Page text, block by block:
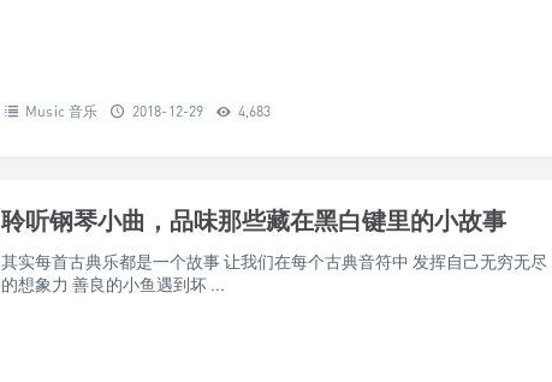
Music 音乐 2018-12-29 4,683
聆听钢琴小曲，品味那些藏在黑白键里的小故事
其实每首古典乐都是一个故事 让我们在每个古典音符中 发挥自己无穷无尽
的想象力 善良的小鱼遇到坏 ...